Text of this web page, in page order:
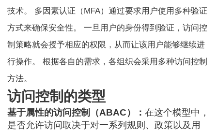
技术。 多因素认证（MFA）通过要求用户使用多种验证
方式来确保安全性。 一旦用户的身份得到验证，访问控
制策略就会授予相应的权限，从而让该用户能够继续进
行操作。 根据各自的需求，各组织会采用多种访问控制
方法。
访问控制的类型
基于属性的访问控制（ABAC）：在这个模型中，
是否允许访问取决于对一系列规则、政策以及用